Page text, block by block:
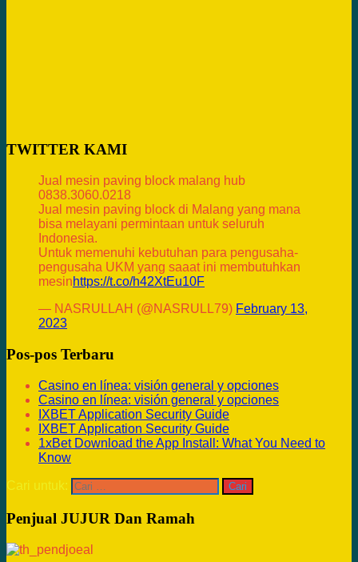
TWITTER KAMI
Jual mesin paving block malang hub
0838.3060.0218
Jual mesin paving block di Malang yang mana
bisa melayani permintaan untuk seluruh
Indonesia.
Untuk memenuhi kebutuhan para pengusaha-
pengusaha UKM yang saaat ini membutuhkan
mesinhttps://t.co/h42XtEu10F
— NASRULLAH (@NASRULL79) February 13,
2023
Pos-pos Terbaru
Casino en línea: visión general y opciones
Casino en línea: visión general y opciones
IXBET Application Security Guide
IXBET Application Security Guide
1xBet Download the App Install: What You Need to
Know
Cari untuk:
Penjual JUJUR Dan Ramah